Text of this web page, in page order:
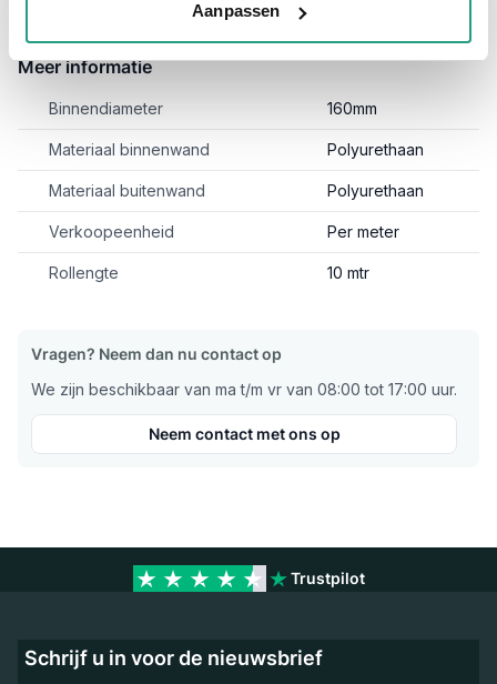
Aanpassen
Meer informatie
Binnendiameter 160mm
Materiaal binnenwand Polyurethaan
Materiaal buitenwand Polyurethaan
Verkoopeenheid Per meter
Rollengte 10 mtr
Vragen? Neem dan nu contact op
We zijn beschikbaar van ma t/m vr van 08:00 tot 17:00 uur.
Neem contact met ons op
Trustpilot
Schrijf u in voor de nieuwsbrief